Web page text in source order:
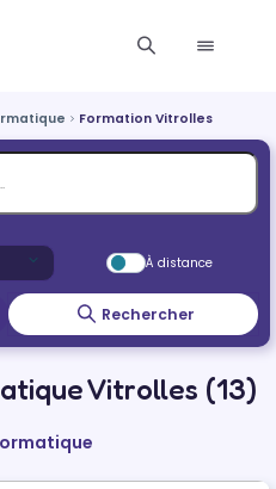
Formation Vitrolles
À distance
Rechercher
Vitrolles (13)